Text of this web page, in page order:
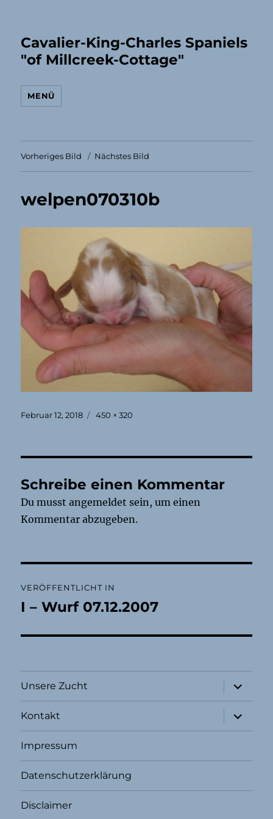
Cavalier-King-Charles Spaniels
"of Millcreek-Cottage"
MENÜ
Vorheriges Bild Nächstes Bild
welpen070310b
Veröffentlicht
Februar 12, 2018 Originalgröße
450 × 320
Schreibe einen Kommentar
Du musstangemeldet sein, um einen
Kommentar abzugeben.
VERÖFFENTLICHT IN
I – Wurf 07.12.2007
Unsere Zucht
öffnen
Kontakt
öffnen
Impressum
Datenschutzerklärung
Disclaimer